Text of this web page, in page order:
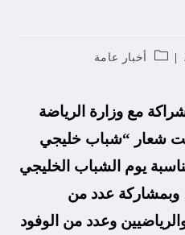
أخبار عامة
مع وزارة الرياضة
شعار “شباب خليجي
يوم الشباب الخليجي
لـ ٦ يونيو ٢٠٢٤م، وبمشاركة عدد من
وعدد من الوفود